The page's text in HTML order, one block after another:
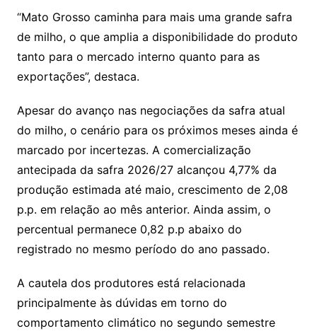
“Mato Grosso caminha para mais uma grande safra
de milho, o que amplia a disponibilidade do produto
tanto para o mercado interno quanto para as
exportações”, destaca.
Apesar do avanço nas negociações da safra atual
do milho, o cenário para os próximos meses ainda é
marcado por incertezas. A comercialização
antecipada da safra 2026/27 alcançou 4,77% da
produção estimada até maio, crescimento de 2,08
p.p. em relação ao mês anterior. Ainda assim, o
percentual permanece 0,82 p.p abaixo do
registrado no mesmo período do ano passado.
A cautela dos produtores está relacionada
principalmente às dúvidas em torno do
comportamento climático no segundo semestre